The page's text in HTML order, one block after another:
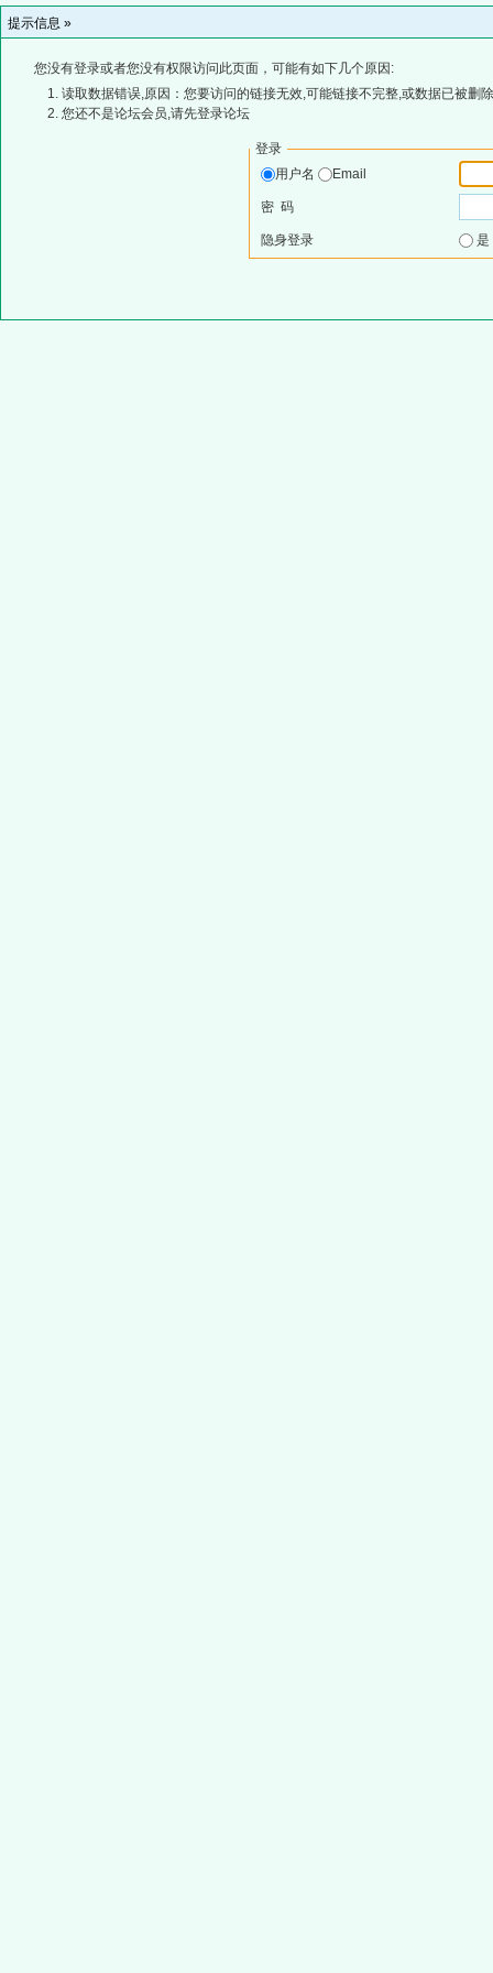
提示信息 »
您没有登录或者您没有权限访问此页面，可能有如下几个原因:
读取数据错误,原因：您要访问的链接无效,可能链接不完整,或数据已被删
您还不是论坛会员,请先登录论坛
登录
用户名
Email
密 码
隐身登录